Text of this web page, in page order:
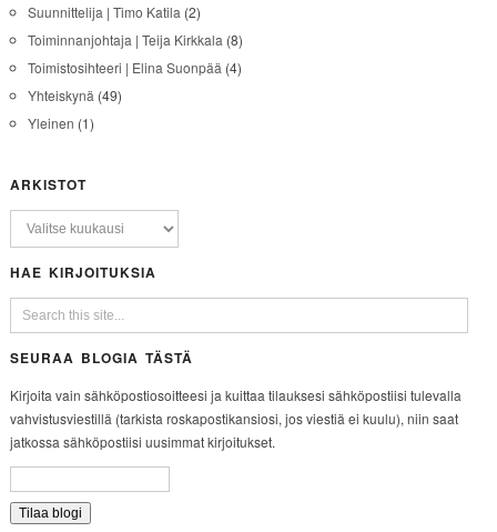
Suunnittelija | Timo Katila (2)
Toiminnanjohtaja | Teija Kirkkala (8)
Toimistosihteeri | Elina Suonpää (4)
Yhteiskynä (49)
Yleinen (1)
ARKISTOT
HAE KIRJOITUKSIA
SEURAA BLOGIA TÄSTÄ
Kirjoita vain sähköpostiosoitteesi ja kuittaa tilauksesi sähköpostiisi tulevalla
vahvistusviestillä (tarkista roskapostikansiosi, jos viestiä ei kuulu), niin saat
jatkossa sähköpostiisi uusimmat kirjoitukset.